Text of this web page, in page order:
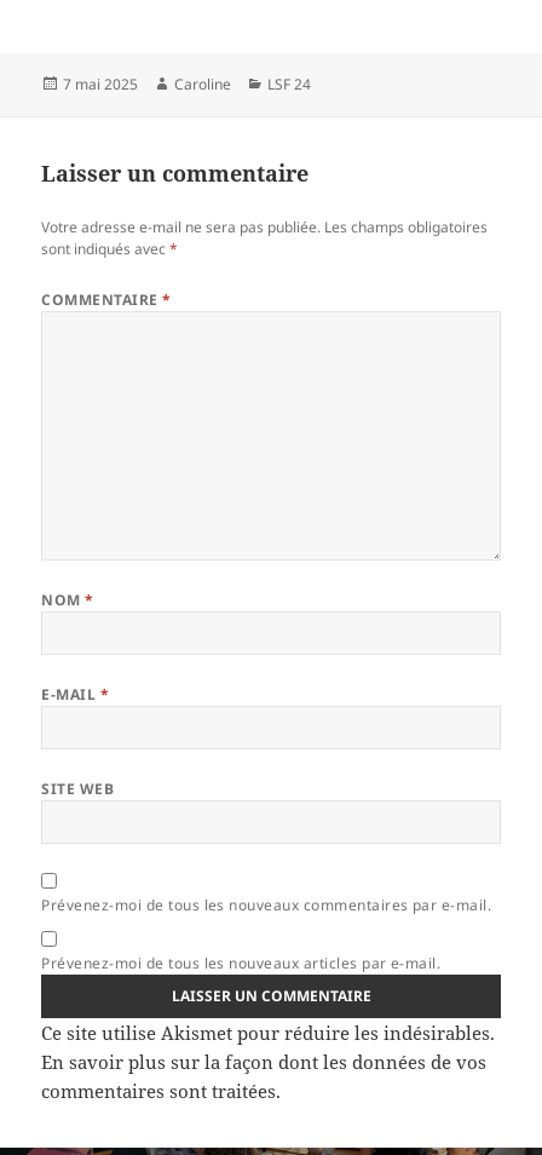
Publié
7 mai 2025 Auteur
Caroline Catégories
LSF 24
Laisser un commentaire
Votre adresse e-mail ne sera pas publiée. Les champs obligatoires
sont indiqués avec*
COMMENTAIRE*
NOM*
E-MAIL *
SITE WEB
Prévenez-moi de tous les nouveaux commentaires par e-mail.
Prévenez-moi de tous les nouveaux articles par e-mail.
Ce site utilise Akismet pour réduire les indésirables.
En savoir plus sur la façon dont les données de vos
commentaires sont traitées.